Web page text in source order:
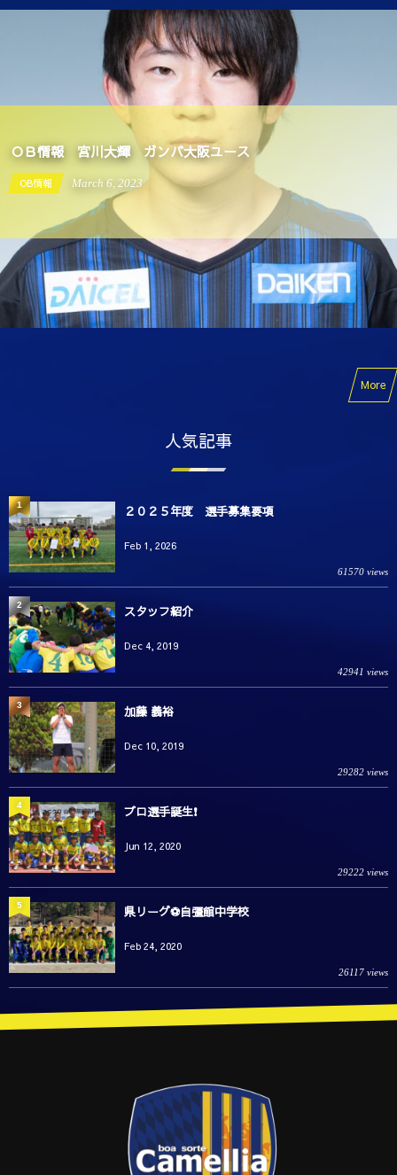
ＯＢ情報 宮川大輝 ガンバ大阪ユース
OB情報 March 6 2023
More
人気記事
２０２５年度 選手募集要項
Feb 1, 2026
61570 views
1
スタッフ紹介
Dec 4, 2019
42941 views
2
加藤 義裕
Dec 10, 2019
29282 views
3
プロ選手誕生❗️
Jun 12, 2020
29222 views
4
県リーグ⚽️自彊館中学校
Feb 24, 2020
26117 views
5